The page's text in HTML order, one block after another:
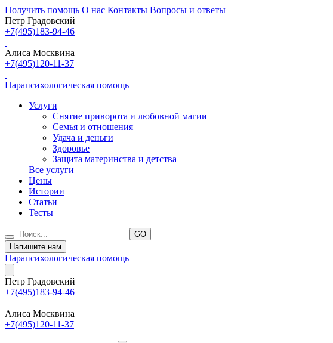
Получить помощь О нас Контакты Вопросы и ответы
Петр Градовский
+7(495)183-94-46
Алиса Москвина
+7(495)120-11-37
Парапсихологическая помощь
Услуги
Снятие приворота и любовной магии
Семья и отношения
Удача и деньги
Здоровье
Защита материнства и детства
Все услуги
Цены
Истории
Статьи
Тесты
Напишите нам
Парапсихологическая помощь
Петр Градовский
+7(495)183-94-46
Алиса Москвина
+7(495)120-11-37